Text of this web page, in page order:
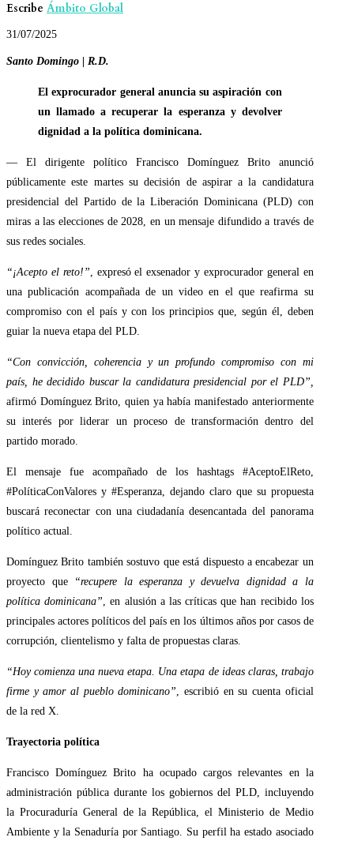
Escribe Ámbito Global
31/07/2025
Santo Domingo | R.D.
El exprocurador general anuncia su aspiración con
un llamado a recuperar la esperanza y devolver
dignidad a la política dominicana.
— El dirigente político Francisco Domínguez Brito anunció
públicamente este martes su decisión de aspirar a la candidatura
presidencial del Partido de la Liberación Dominicana (PLD) con
miras a las elecciones de 2028, en un mensaje difundido a través de
sus redes sociales.
“¡Acepto el reto!”, expresó el exsenador y exprocurador general en
una publicación acompañada de un video en el que reafirma su
compromiso con el país y con los principios que, según él, deben
guiar la nueva etapa del PLD.
“Con convicción, coherencia y un profundo compromiso con mi
país, he decidido buscar la candidatura presidencial por el PLD”,
afirmó Domínguez Brito, quien ya había manifestado anteriormente
su interés por liderar un proceso de transformación dentro del
partido morado.
El mensaje fue acompañado de los hashtags #AceptoElReto,
#PolíticaConValores y #Esperanza, dejando claro que su propuesta
buscará reconectar con una ciudadanía desencantada del panorama
político actual.
Domínguez Brito también sostuvo que está dispuesto a encabezar un
proyecto que
“recupere la esperanza y devuelva dignidad a la
política dominicana”, en alusión a las críticas que han recibido los
principales actores políticos del país en los últimos años por casos de
corrupción, clientelismo y falta de propuestas claras.
“Hoy comienza una nueva etapa. Una etapa de ideas claras, trabajo
firme y amor al pueblo dominicano”, escribió en su cuenta oficial
de la red X.
Trayectoria política
Francisco Domínguez Brito ha ocupado cargos relevantes en la
administración pública durante los gobiernos del PLD, incluyendo
la Procuraduría General de la República, el Ministerio de Medio
Ambiente y la Senaduría por Santiago. Su perfil ha estado asociado